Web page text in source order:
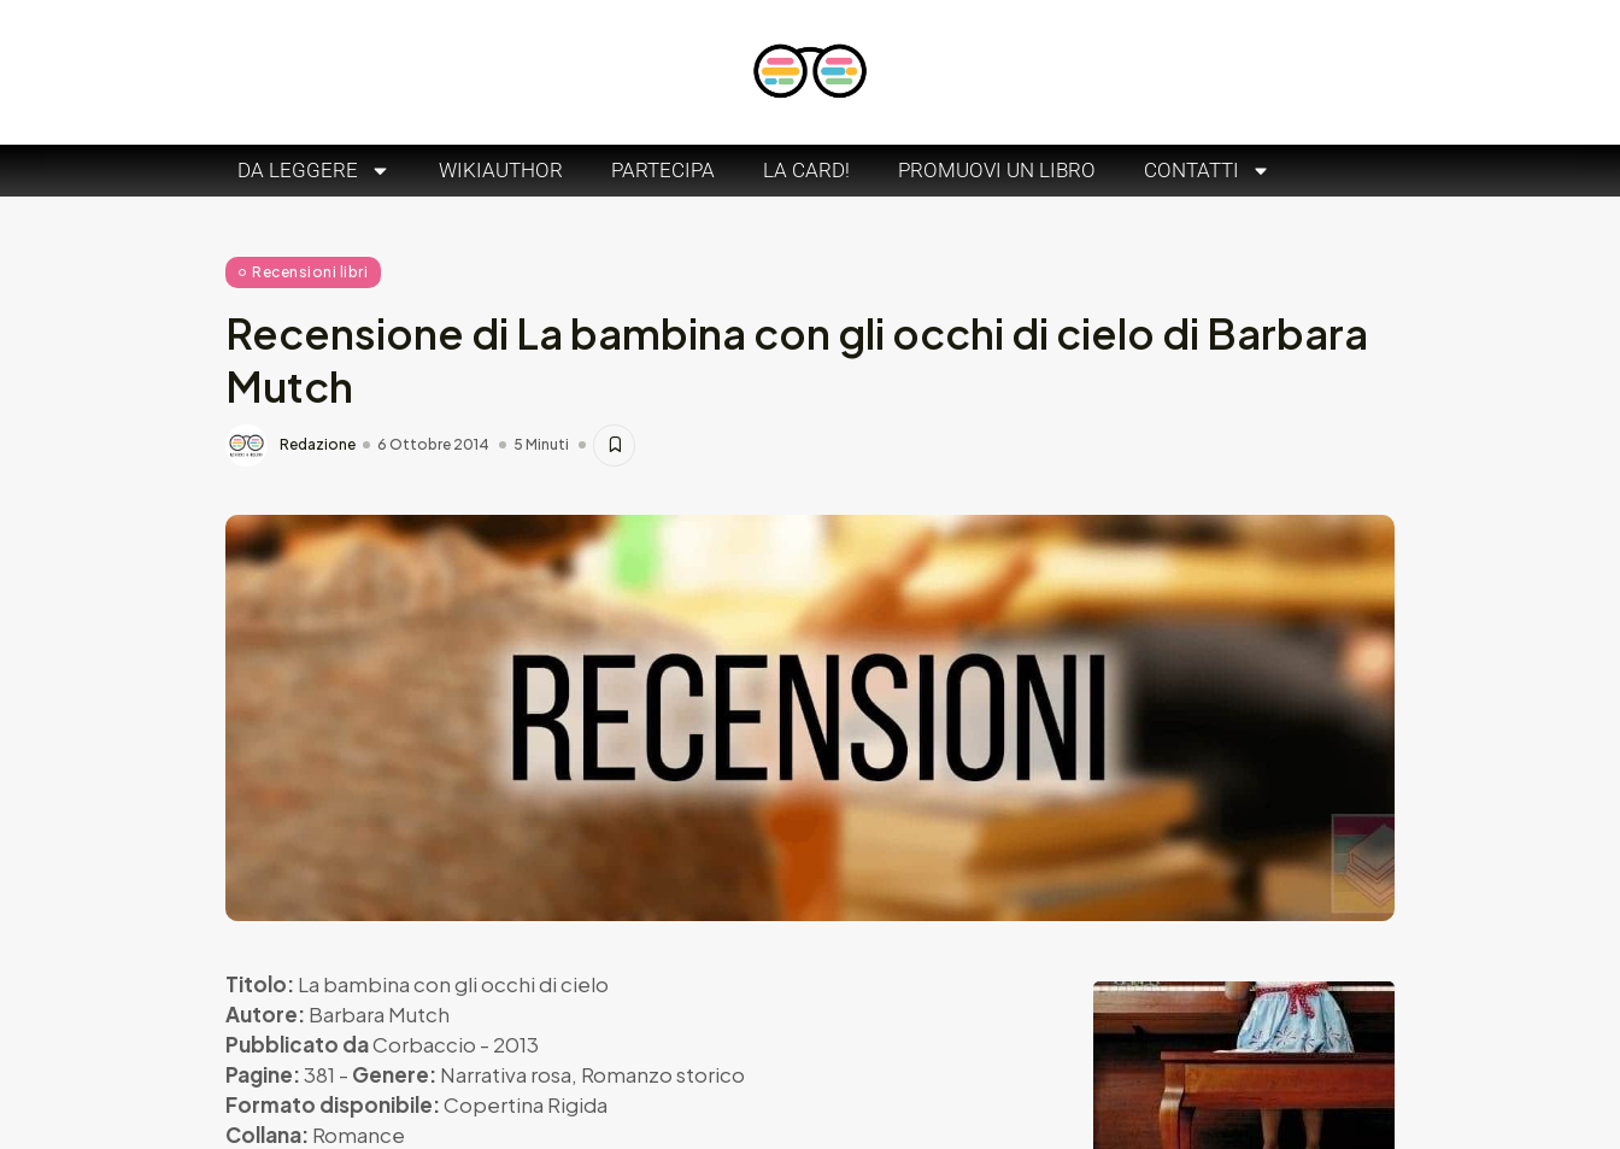
DA LEGGERE WIKIAUTHOR PARTECIPA LA CARD! PROMUOVI UN LIBRO CONTATTI
Recensioni libri
Recensione di La bambina con gli occhi di cielo di Barbara
Mutch
Redazione 6 Ottobre 2014 5 Minuti
Titolo: La bambina con gli occhi di cielo
Autore: Barbara Mutch
Pubblicato daCorbaccio - 2013
Pagine:381 - Genere: Narrativa rosa, Romanzo storico
Formato disponibile:Copertina Rigida
Collana: Romance